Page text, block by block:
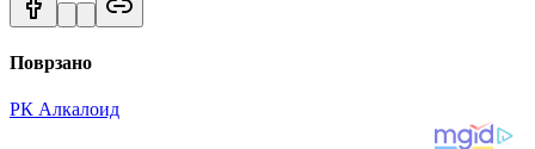
Поврзано
РК Алкалоид